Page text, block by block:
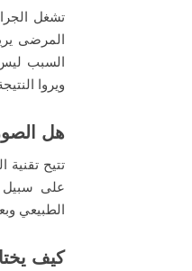
تشغل
المرضى
السبب
ويروا
هل
تتيح
على سبيل
الطبيعي
كيف